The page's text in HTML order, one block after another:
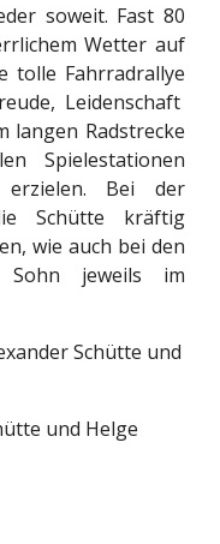
soweit. Fast 80
Wetter auf
tolle Fahrradrallye
Leidenschaft
langen Radstrecke
Spielestationen
Bei der
Schütte kräftig
wie auch bei den
jeweils im
Schütte und
und Helge